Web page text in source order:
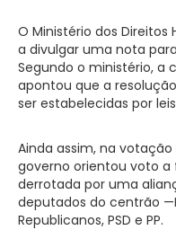
O Ministério dos
a divulgar uma nota
Segundo o ministério, a
apontou que a
ser estabelecidas por
Ainda assim, na
governo orientou voto a
derrotada por uma
deputados do centrão
Republicanos, PSD e PP.